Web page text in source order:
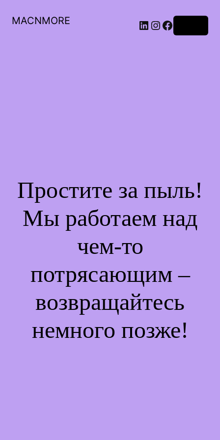
MACNMORE
Простите за пыль!
Мы работаем над
чем-то
потрясающим –
возвращайтесь
немного позже!